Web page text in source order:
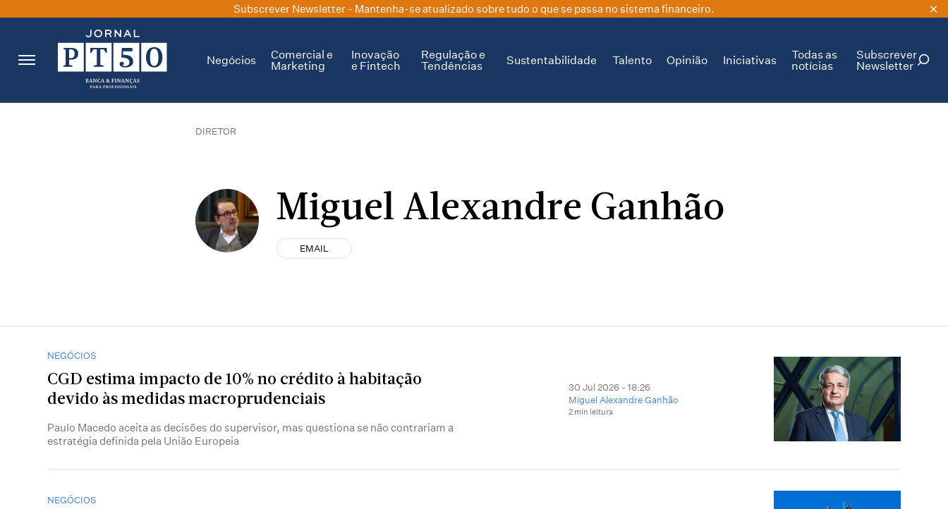
Subscrever Newsletter - Mantenha-se atualizado sobre tudo o que se passa no sistema financeiro.
Negócios
Comercial e
Marketing
Inovação
e Fintech
Regulação e
Tendências
Sustentabilidade Talento Opinião Iniciativas
Todas as
notícias
Subscrever
Newsletter
DIRETOR
Miguel Alexandre Ganhão
EMAIL
NEGÓCIOS
CGD estima impacto de 10% no crédito à habitação
devido às medidas macroprudenciais
Paulo Macedo aceita as decisões do supervisor, mas questiona se não contrariam a
estratégia definida pela União Europeia
30 Jul 2026 - 18:26
Miguel Alexandre Ganhão
2 min leitura
NEGÓCIOS